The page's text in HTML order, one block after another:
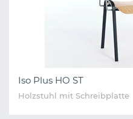
Iso Plus HO ST
Holzstuhl mit Schreibplatte